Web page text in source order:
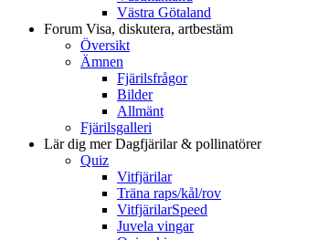
Västra Götaland
Forum Visa, diskutera, artbestäm
Översikt
Ämnen
Fjärilsfrågor
Bilder
Allmänt
Fjärilsgalleri
Lär dig merDagfjärilar & pollinatörer
Quiz
Vitfjärilar
Träna raps/kål/rov
VitfjärilarSpeed
Juvela vingar